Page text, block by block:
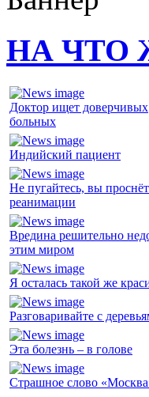
НА ЧТО
Доктор ищет доверчивых
больных
Индийский пациент
Не пугайтесь, вы
реанимации
Вредина решительно
этим миром
Я осталась такой же
Разговаривайте с
Эта болезнь – в голове
Страшное слово